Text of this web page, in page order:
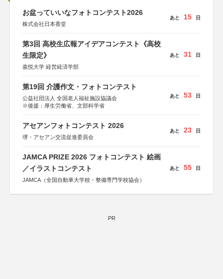
お盆っていいなフォトコンテスト2026
株式会社日本香堂
あと 15 日
第3回 高校生広報アイデアコンテスト《高校
生限定》
嘉悦大学 経営経済学部
あと 31 日
第19回 介護作文・フォトコンテスト
公益社団法人 全国老人福祉施設協議会
※後援：厚生労働省、文部科学省
あと 53 日
アセアンフォトコンテスト 2026
堺・アセアン交流促進委員会
あと 23 日
JAMCA PRIZE 2026 フォトコンテスト 絵画
／イラストコンテスト
JAMCA（全国自動車大学校・整備専門学校協会）
あと 55 日
PR